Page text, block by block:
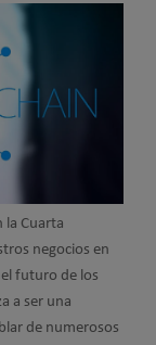
la Cuarta
negocios en
futuro de los
a ser una
de numerosos